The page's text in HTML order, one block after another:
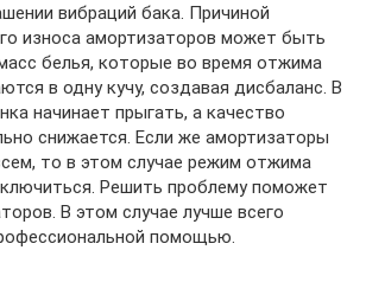
вибраций бака. Причиной
износа амортизаторов может быть
белья, которые во время отжима
в одну кучу, создавая дисбаланс. В
начинает прыгать, а качество
снижается. Если же амортизаторы
то в этом случае режим отжима
Решить проблему поможет
В этом случае лучше всего
помощью.